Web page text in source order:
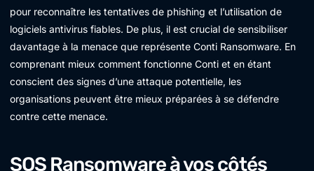
pour reconnaître les tentatives de phishing et l’utilisation de
logiciels antivirus fiables. De plus, il est crucial de sensibiliser
davantage à la menace que représente Conti Ransomware. En
comprenant mieux comment fonctionne Conti et en étant
conscient des signes d’une attaque potentielle, les
organisations peuvent être mieux préparées à se défendre
contre cette menace.
SOS Ransomware à vos côtés